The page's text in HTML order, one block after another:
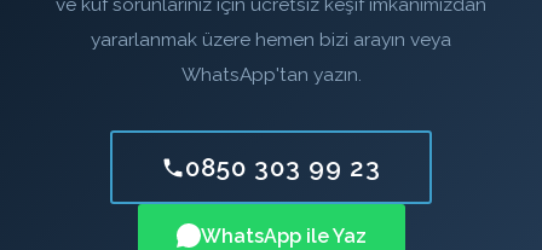
yararlanmak üzere hemen bizi arayın veya
WhatsApp'tan yazın.
0850 303 99 23
WhatsApp ile Yaz